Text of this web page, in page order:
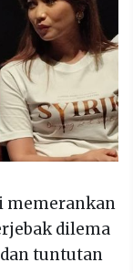
memerankan
dilema
tuntutan